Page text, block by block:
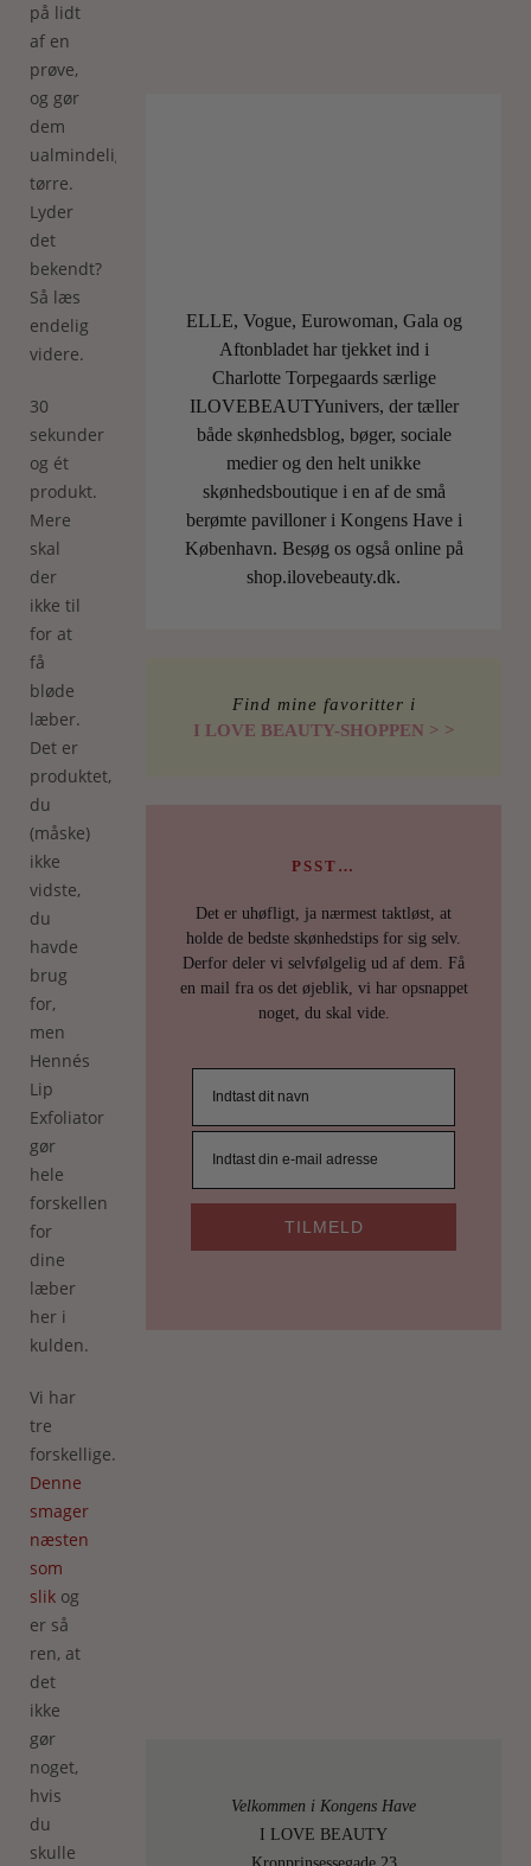
på lidt
af en
prøve,
og gør
dem
ualmindeligt
tørre.
Lyder
det
bekendt?
Så læs
endelig
videre.
30
sekunder
og ét
produkt.
Mere
skal
der
ikke til
for at
få
bløde
læber.
Det er
produktet,
du
(måske)
ikke
vidste,
du
havde
brug
for,
men
Hennés
Lip
Exfoliator
gør
hele
forskellen
for
dine
læber
her i
kulden.
Vi har
tre
forskellige.
Denne
smager
næsten
som
slik og
er så
ren, at
det
ikke
gør
noget,
hvis
du
skulle
ELLE, Vogue, Eurowoman, Gala og
Aftonbladet har tjekket ind i
Charlotte Torpegaards særlige
ILOVEBEAUTYunivers, der tæller
både skønhedsblog, bøger, sociale
medier og den helt unikke
skønhedsboutique i en af de små
berømte pavilloner i Kongens Have i
København. Besøg os også online på
shop.ilovebeauty.dk.
Find mine favoritter i
I LOVE BEAUTY-SHOPPEN > >
PSST…
Det er uhøfligt, ja nærmest taktløst, at
holde de bedste skønhedstips for sig selv.
Derfor deler vi selvfølgelig ud af dem. Få
en mail fra os det øjeblik, vi har opsnappet
noget, du skal vide.
TILMELD
Velkommen i Kongens Have
I LOVE BEAUTY